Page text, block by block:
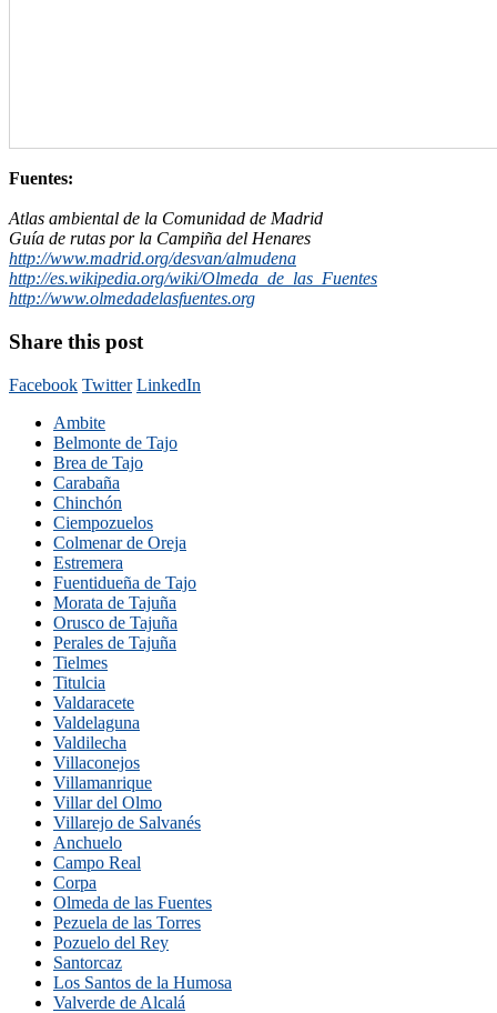
Fuentes:
Atlas ambiental de la Comunidad de Madrid
Guía de rutas por la Campiña del Henares
http://www.madrid.org/desvan/almudena
http://es.wikipedia.org/wiki/Olmeda_de_las_Fuentes
http://www.olmedadelasfuentes.org
Share this post
Facebook Twitter LinkedIn
Ambite
Belmonte de Tajo
Brea de Tajo
Carabaña
Chinchón
Ciempozuelos
Colmenar de Oreja
Estremera
Fuentidueña de Tajo
Morata de Tajuña
Orusco de Tajuña
Perales de Tajuña
Tielmes
Titulcia
Valdaracete
Valdelaguna
Valdilecha
Villaconejos
Villamanrique
Villar del Olmo
Villarejo de Salvanés
Anchuelo
Campo Real
Corpa
Olmeda de las Fuentes
Pezuela de las Torres
Pozuelo del Rey
Santorcaz
Los Santos de la Humosa
Valverde de Alcalá